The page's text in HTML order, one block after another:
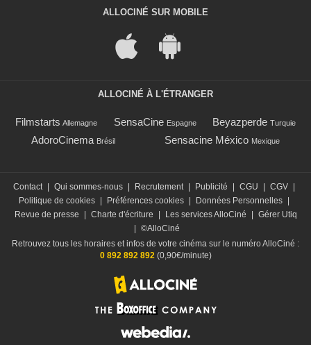
ALLOCINÉ SUR MOBILE
ALLOCINÉ À L'ÉTRANGER
Filmstarts Allemagne SensaCine Espagne Beyazperde Turquie
AdoroCinema Brésil Sensacine México Mexique
Contact Qui sommes-nous Recrutement Publicité CGU CGV
Politique de cookies
Préférences cookies Données Personnelles
Revue de presse
Charte d'écriture Les services AlloCiné
Gérer Utiq
©AlloCiné
Retrouvez tous les horaires et infos de votre cinéma sur le numéro AlloCiné :
0 892 892 892(0,90€/minute)